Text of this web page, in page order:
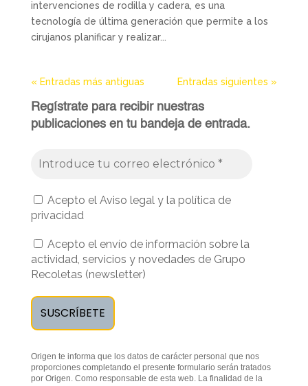
intervenciones de rodilla y cadera, es una
tecnología de última generación que permite a los
cirujanos planificar y realizar...
« Entradas más antiguas Entradas siguientes »
Regístrate para recibir nuestras
publicaciones en tu bandeja de entrada.
Acepto el Aviso legal y la política de
privacidad
Acepto el envío de información sobre la
actividad, servicios y novedades de Grupo
Recoletas (newsletter)
Origen te informa que los datos de carácter personal que nos
proporciones completando el presente formulario serán tratados
por Origen. Como responsable de esta web. La finalidad de la